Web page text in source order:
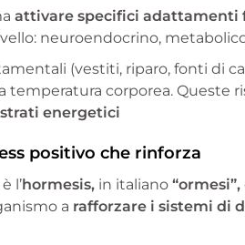
attivare specifici adattamenti
neuroendocrino,
(vestiti, riparo, fonti di
temperatura corporea. Queste
energetici
positivo che rinforza
l’hormesis, in italiano “ormesi”,
a rafforzare i sistemi di